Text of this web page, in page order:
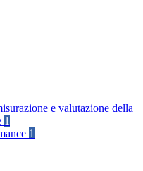
e valutazione della
1
1